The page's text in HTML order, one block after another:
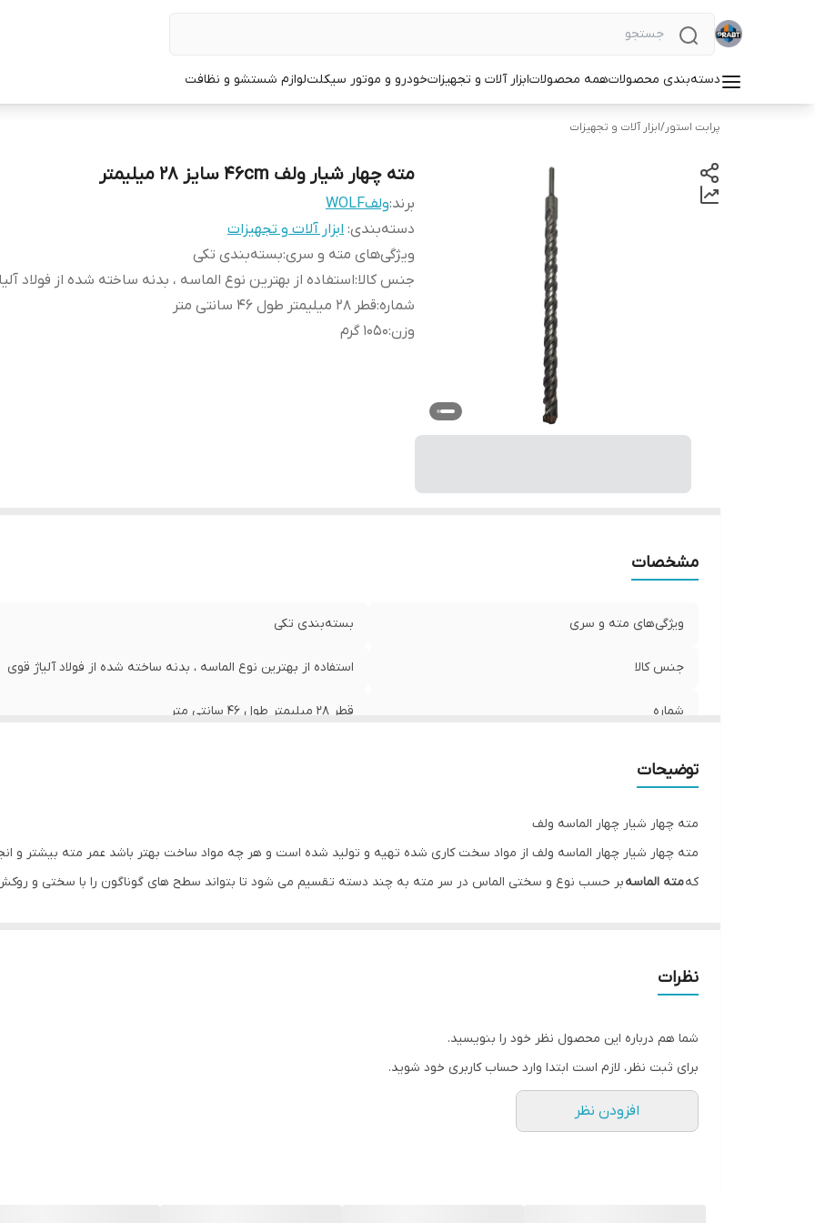
دسته‌بندی محصولاتهمه محصولاتابزار آلات و تجهیزاتخودرو و موتور سیکلتلوازم شستشو و نظافت
پرابت استور/ابزار آلات و تجهیزات
مته چهار شیار ولف 46cm سایز 28 میلیمتر
برند:ولفWOLF
دسته‌بندی: ابزار آلات و تجهیزات
ویژگی‌های مته و سری:بسته‌بندی تکی
جنس کالا:استفاده از بهترین نوع الماسه ، بدنه ساخته شده از فولاد
شماره:قطر 28 میلیمتر طول 46 سانتی متر
وزن:1050 گرم
مشخصات
ویژگی‌های مته و سری بسته‌بندی تکی
جنس کالا استفاده از بهترین نوع الماسه ، بدنه ساخته شده از فولاد آلیاژ قوی
شماره قطر 28 میلیمتر طول 46 سانتی متر
توضیحات
مته چهار شیار چهار الماسه ولف
مته چهار شیار چهار الماسه ولف از مواد سخت کاری شده تهیه و تولید شده است و هر چه مواد ساخت بهتر باشد عمر مته بیشتر و
کهمته الماسهبر حسب نوع و سختی الماس در سر مته به چند دسته تقسیم می شود تا بتواند سطح های گوناگون را با سختی و روکش
چوب به عمل امده به راحت تر از سوراخ خارج شود و کار سریعتر انجام شود. مته چهار شیار چهار الماسه ولف از نظر قطر و طول یا
کردن مته ها به انواع دریل ها باید به سایز آنها دقت کرد.
مته الماسه به طورکلی در صنعت ساختمان سازی، خانگی و دیگر صنعت های مرتبط مصرف می شود و از مته های پر مصرف و پر
این مته مناسب برای سوراخکاری مصالح و بتن می باشد. مته چهار شیار چهار الماس ولف از کیفیت ساخت بسیار بالایی برخوردار
نظرات
شما هم درباره این محصول نظر خود را بنویسید.
برای ثبت نظر، لازم است ابتدا وارد حساب کاربری خود شوید.
افزودن نظر